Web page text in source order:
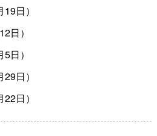
日）
日）
日）
日）
日）